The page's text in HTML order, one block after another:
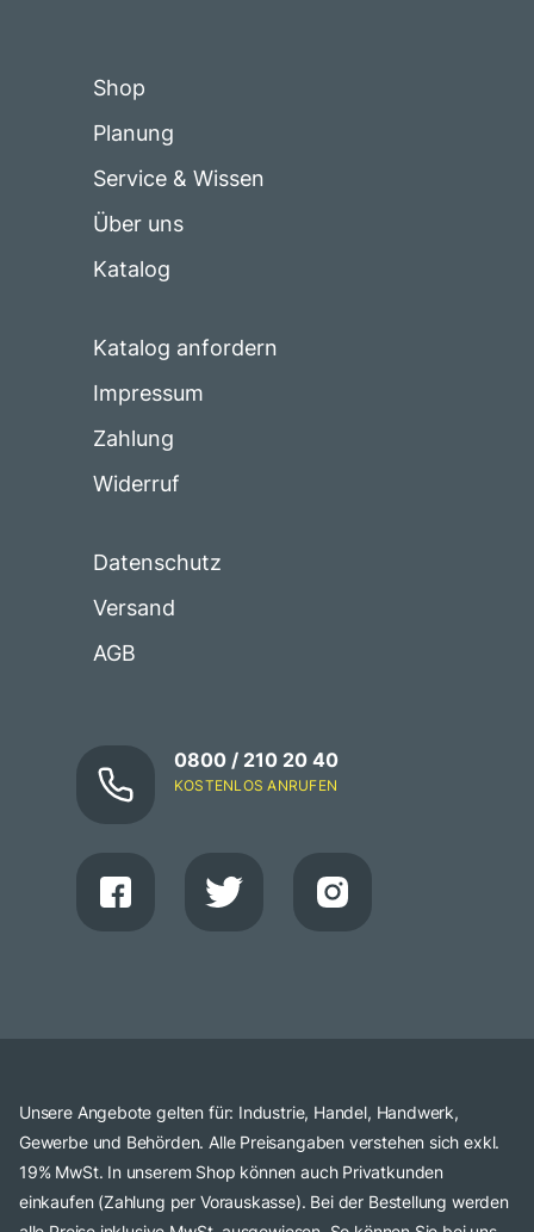
Shop
Planung
Service & Wissen
Über uns
Katalog
Katalog anfordern
Impressum
Zahlung
Widerruf
Datenschutz
Versand
AGB
0800 / 210 20 40
KOSTENLOS ANRUFEN
Unsere Angebote gelten für: Industrie, Handel, Handwerk,
Gewerbe und Behörden. Alle Preisangaben verstehen sich exkl.
19% MwSt. In unserem Shop können auch Privatkunden
einkaufen (Zahlung per Vorauskasse). Bei der Bestellung werden